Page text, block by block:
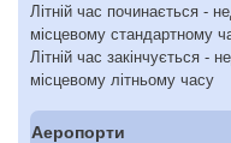
Літній час починається -
місцевому стандартному
Літній час закінчується -
місцевому літньому часу
Аеропорти